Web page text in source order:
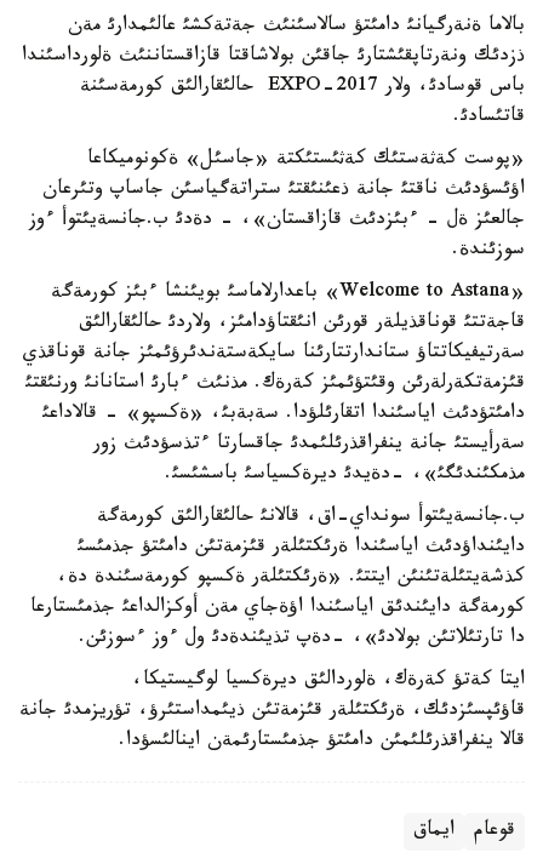
بالاما ةنةرگيانئ دامئتؤ سالاسئنئث جةتةكشئ عالئمدارئ مةن
ذزدئك ونةرتاپقئشتارئ جاقئن بولاشاقتا قازاقستاننئث ةلورداسئندا
باس قوسادئ، ولار EXPO-2017 حالئقارالئق كورمةسئنة
قاتئسادئ.
«پوست كةثةستئك كةثئستئكتة «جاسئل» ةكونوميكاعا
اؤئسؤدئث ناقتئ جانة ذعئنئقتئ ستراتةگياسئن جاساپ وتئرعان
جالعئز ةل - ءبئزدئث قازاقستان»، - دةدئ ب.جانسةيئتوأ ءوز
سوزئندة.
«Welcome to Astana» باعدارلاماسئ بويئنشا ءبئز كورمةگة
قاجةتتئ قوناقذيلةر قورئن انئقتاؤدامئز، ولاردئ حالئقارالئق
سةرتيفيكاتتاؤ ستاندارتتارئنا سايكةستةندئرؤئمئز جانة قوناقذي
قئزمةتكةرلةرئن وقئتؤئمئز كةرةك. مذنئث ءبارئ استانانئ ورنئقتئ
دامئتؤدئث اياسئندا اتقارئلؤدا. سةبةبئ، «ةكسپو» - قالاداعئ
سةرأيستئ جانة ينفراقذرئلئمدئ جاقسارتا ءتذسؤدئث زور
مذمكئندئگئ»، -دةيدئ ديرةكسياسئ باسشئسئ.
ب.جانسةيئتوأ سونداي-اق، قالانئ حالئقارالئق كورمةگة
دايئنداؤدئث اياسئندا ةرئكتئلةر قئزمةتئن دامئتؤ جذمئسئ
كذشةيتئلةتئنئن ايتتئ. «ةرئكتئلةر ةكسپو كورمةسئندة دة،
كورمةگة دايئندئق اياسئندا اؤةجاي مةن أوكزالداعئ جذمئستارعا
دا تارتئلاتئن بولادئ»، -دةپ تذيئندةدئ ول ءوز ءسوزئن.
ايتا كةتؤ كةرةك، ةلوردالئق ديرةكسيا لوگيستيكا،
قاؤئپسئزدئك، ةرئكتئلةر قئزمةتئن ذيئمداستئرؤ، تؤريزمدئ جانة
قالا ينفراقذرئلئمئن دامئتؤ جذمئستارئمةن اينالئسؤدا.
قوعام ايماق